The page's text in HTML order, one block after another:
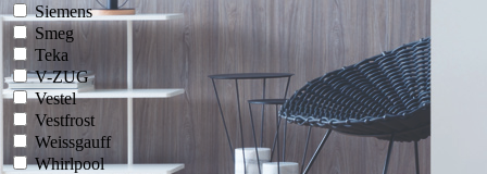
Siemens
Smeg
Teka
V-ZUG
Vestel
Vestfrost
Weissgauff
Whirlpool